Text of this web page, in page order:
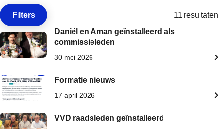
Open de
Filters
11 resultaten
Daniël en Aman geïnstalleerd als
commissieleden
30 mei 2026
Formatie nieuws
17 april 2026
VVD raadsleden geïnstalleerd